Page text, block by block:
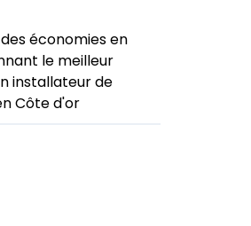
économies en
le meilleur
installateur de
Côte d'or